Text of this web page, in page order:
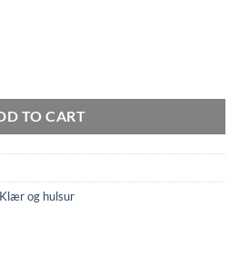
TO CART
Klær og hulsur